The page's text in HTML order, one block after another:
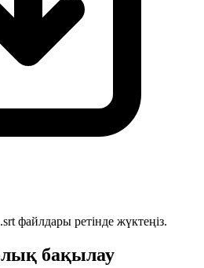
файлдары ретінде жүктеңіз.
бақылау